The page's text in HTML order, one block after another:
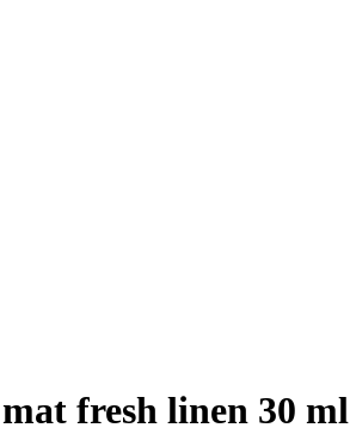
fresh linen 30 ml